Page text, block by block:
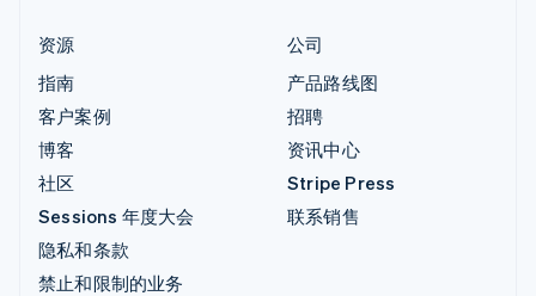
资源
指南
客户案例
博客
社区
Sessions 年度大会
隐私和条款
禁止和限制的业务
公司
产品路线图
招聘
资讯中心
Stripe Press
联系销售